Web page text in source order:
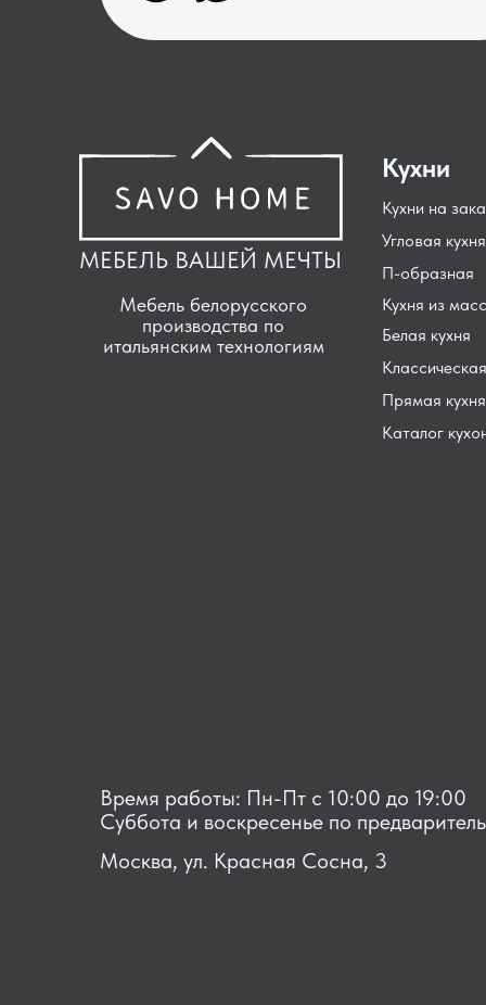
Время работы: Пн-Пт с 10:00 до 19:00
Суббота и воскресенье по
Москва, ул. Красная Сосна, 3
Мебель белорусского
производства по
итальянским технологиям
МЕБЕЛЬ ВАШЕЙ МЕЧТЫ
Кухня из
Угловая кухня
Кухни на
П-образная
Белая кухня
Кухни
Прямая кухня
Каталог